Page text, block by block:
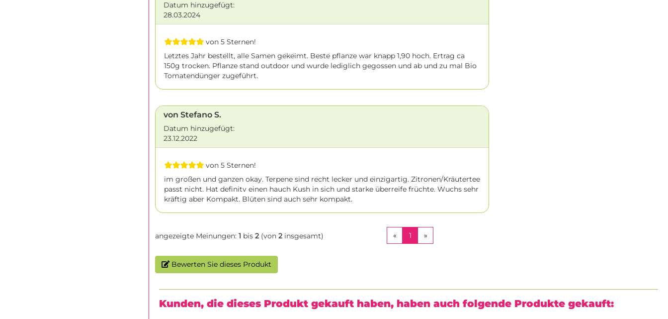
Datum hinzugefügt:
28.03.2024
von 5 Sternen!
Letztes Jahr bestellt, alle Samen gekeimt. Beste pflanze war knapp 1,90 hoch. Ertrag ca
150g trocken. Pflanze stand outdoor und wurde lediglich gegossen und ab und zu mal Bio
Tomatendünger zugeführt.
von Stefano S.
Datum hinzugefügt:
23.12.2022
von 5 Sternen!
im großen und ganzen okay. Terpene sind recht lecker und einzigartig. Zitronen/Kräutertee
passt nicht. Hat definitv einen hauch Kush in sich und starke überreife früchte. Wuchs sehr
kräftig aber Kompakt. Blüten sind auch sehr kompakt.
angezeigte Meinungen: 1 bis 2 (von 2 insgesamt) «
1
(CURRENT)
»
Bewerten Sie dieses Produkt
Kunden, die dieses Produkt gekauft haben, haben auch folgende Produkte gekauft: